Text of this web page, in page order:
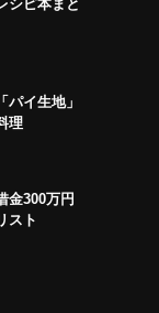
シピ本まと
イ生地」
理
金300万円
スト